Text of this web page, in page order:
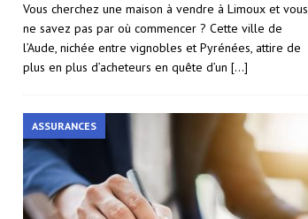
Vous cherchez une maison à vendre à Limoux et vous
ne savez pas par où commencer ? Cette ville de
l’Aude, nichée entre vignobles et Pyrénées, attire de
plus en plus d’acheteurs en quête d’un […]
ASSURANCES